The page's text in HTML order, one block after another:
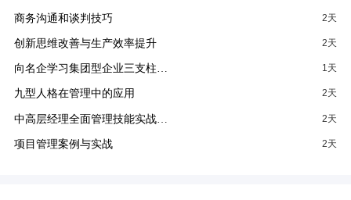
商务沟通和谈判技巧 2天
创新思维改善与生产效率提升 2天
向名企学习集团型企业三支柱… 1天
九型人格在管理中的应用 2天
中高层经理全面管理技能实战… 2天
项目管理案例与实战 2天